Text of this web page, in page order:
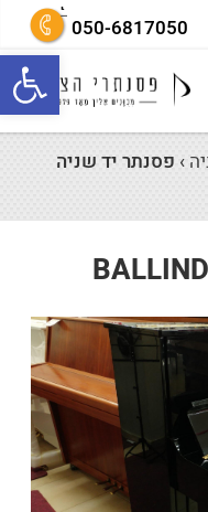
› פסנתר יד שניה
פתח סרגל